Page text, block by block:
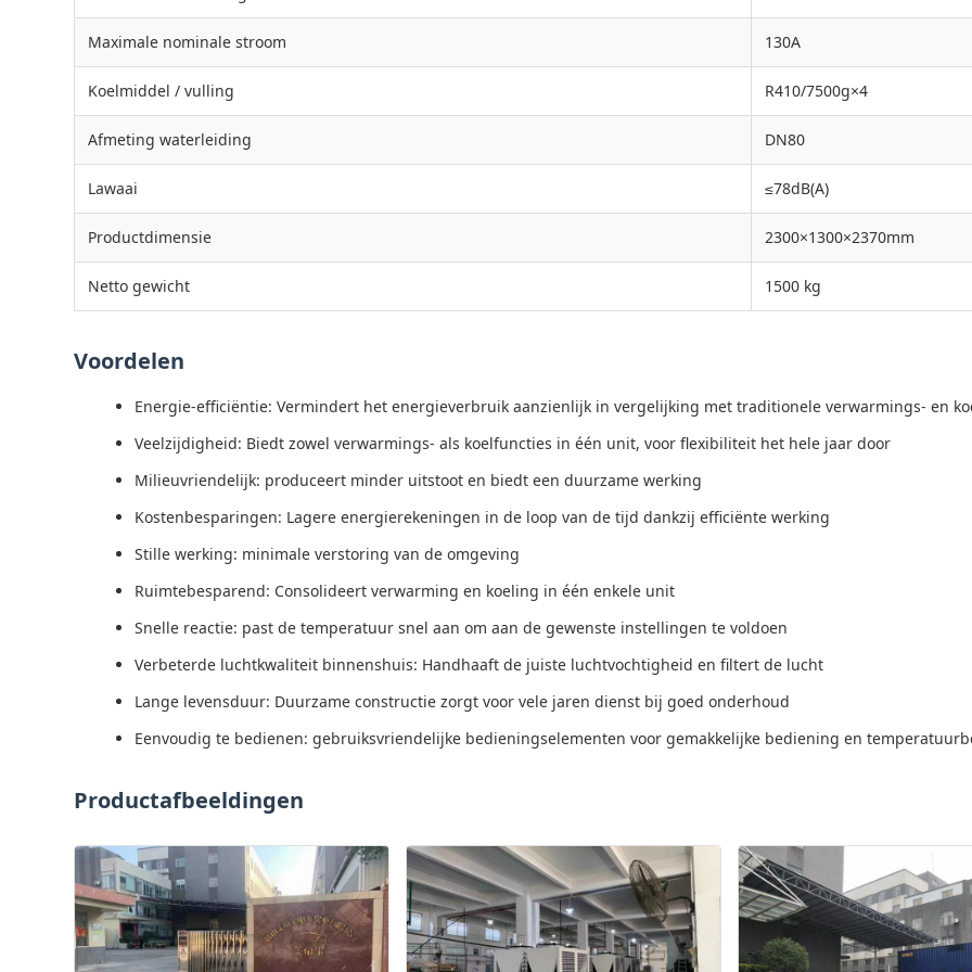
Maximale nominale stroom 130A
Koelmiddel / vulling R410/7500g×4
Afmeting waterleiding DN80
Lawaai ≤78dB(A)
Productdimensie 2300×1300×2370mm
Netto gewicht 1500 kg
Voordelen
Energie-efficiëntie: Vermindert het energieverbruik aanzienlijk in vergelijking met traditionele verwarmings- en
Veelzijdigheid: Biedt zowel verwarmings- als koelfuncties in één unit, voor flexibiliteit het hele jaar door
Milieuvriendelijk: produceert minder uitstoot en biedt een duurzame werking
Kostenbesparingen: Lagere energierekeningen in de loop van de tijd dankzij efficiënte werking
Stille werking: minimale verstoring van de omgeving
Ruimtebesparend: Consolideert verwarming en koeling in één enkele unit
Snelle reactie: past de temperatuur snel aan om aan de gewenste instellingen te voldoen
Verbeterde luchtkwaliteit binnenshuis: Handhaaft de juiste luchtvochtigheid en filtert de lucht
Lange levensduur: Duurzame constructie zorgt voor vele jaren dienst bij goed onderhoud
Eenvoudig te bedienen: gebruiksvriendelijke bedieningselementen voor gemakkelijke bediening en
Productafbeeldingen